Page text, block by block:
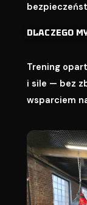
DLACZEGO
Trening
i sile — bez
wsparciem